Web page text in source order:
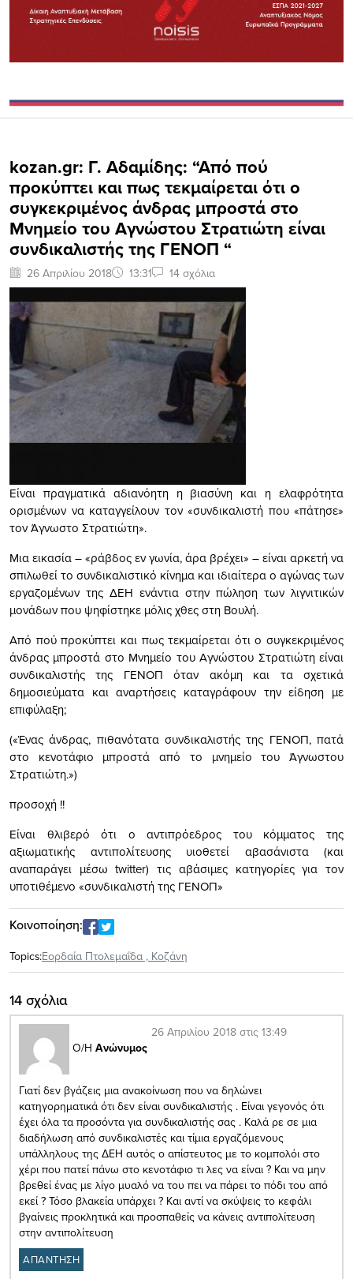
kozan.gr: Γ. Αδαμίδης: “Από πού
προκύπτει και πως τεκμαίρεται ότι ο
συγκεκριμένος άνδρας μπροστά στο
Μνημείο του Αγνώστου Στρατιώτη είναι
συνδικαλιστής της ΓΕΝΟΠ “
26 Απριλίου 2018 13:31 14 σχόλια
Είναι πραγματικά αδιανόητη η βιασύνη και η ελαφρότητα
ορισμένων να καταγγείλουν τον «συνδικαλιστή που «πάτησε»
τον Άγνωστο Στρατιώτη».
Μια εικασία – «ράβδος εν γωνία, άρα βρέχει» – είναι αρκετή να
σπιλωθεί το συνδικαλιστικό κίνημα και ιδιαίτερα ο αγώνας των
εργαζομένων της ΔΕΗ ενάντια στην πώληση των λιγνιτικών
μονάδων που ψηφίστηκε μόλις χθες στη Βουλή.
Από πού προκύπτει και πως τεκμαίρεται ότι ο συγκεκριμένος
άνδρας μπροστά στο Μνημείο του Αγνώστου Στρατιώτη είναι
συνδικαλιστής της ΓΕΝΟΠ όταν ακόμη και τα σχετικά
δημοσιεύματα και αναρτήσεις καταγράφουν την είδηση με
επιφύλαξη;
(«Ένας άνδρας, πιθανότατα συνδικαλιστής της ΓΕΝΟΠ, πατά
στο κενοτάφιο μπροστά από το μνημείο του Άγνωστου
Στρατιώτη.»)
προσοχή !!
Είναι θλιβερό ότι ο αντιπρόεδρος του κόμματος της
αξιωματικής αντιπολίτευσης υιοθετεί αβασάνιστα (και
αναπαράγει μέσω twitter) τις αβάσιμες κατηγορίες για τον
υποτιθέμενο «συνδικαλιστή της ΓΕΝΟΠ»
Κοινοποίηση:
Topics:Εορδαία Πτολεμαΐδα , Κοζάνη
14 σχόλια
Ο/Η Ανώνυμος
26 Απριλίου 2018 στις 13:49
Γιατί δεν βγάζεις μια ανακοίνωση που να δηλώνει
κατηγορηματικά ότι δεν είναι συνδικαλιστής . Είναι γεγονός ότι
έχει όλα τα προσόντα για συνδικαλιστής σας . Καλά ρε σε μια
διαδήλωση από συνδικαλιστές και τίμια εργαζόμενους
υπάλληλους της ΔΕΗ αυτός ο απίστευτος με το κομπολόι στο
χέρι που πατεί πάνω στο κενοτάφιο τι λες να είναι ? Και να μην
βρεθεί ένας με λίγο μυαλό να του πει να πάρει το πόδι του από
εκεί ? Τόσο βλακεία υπάρχει ? Και αντί να σκύψεις το κεφάλι
βγαίνεις προκλητικά και προσπαθείς να κάνεις αντιπολίτευση
στην αντιπολίτευση
ΑΠΑΝΤΗΣΗ